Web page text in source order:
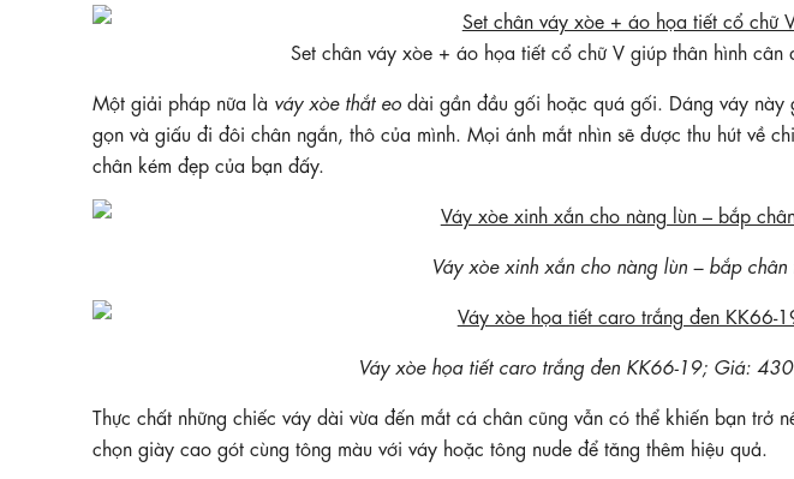
Set chân váy xòe + áo họa tiết cổ chữ V giúp thân hình
Một giải pháp nữa là váy xòe thắt eo dài gần đầu gối hoặc quá gối. Dáng váy này
gọn và giấu đi đôi chân ngắn, thô của mình. Mọi ánh mắt nhìn sẽ được thu hút về
chân kém đẹp của bạn đấy.
Váy xòe xinh xắn cho nàng lùn – bắp chân
Váy xòe họa tiết caro trắng đen KK66-19; Giá:
Thực chất những chiếc váy dài vừa đến mắt cá chân cũng vẫn có thể khiến bạn trở
chọn giày cao gót cùng tông màu với váy hoặc tông nude để tăng thêm hiệu quả.